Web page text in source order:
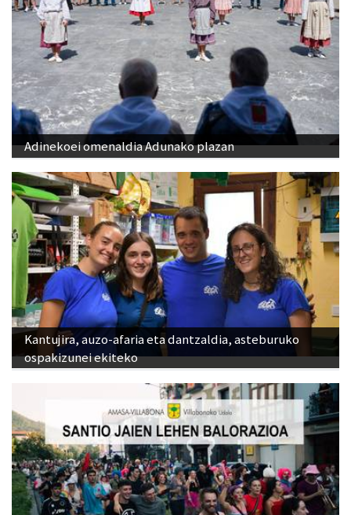
Adinekoei omenaldia Adunako plazan
Kantujira, auzo-afaria eta dantzaldia, asteburuko
ospakizunei ekiteko